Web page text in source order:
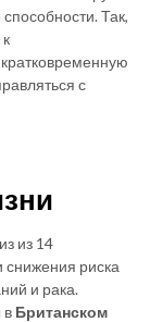
Так,
с
из 14
снижения риска
и рака.
в Британском